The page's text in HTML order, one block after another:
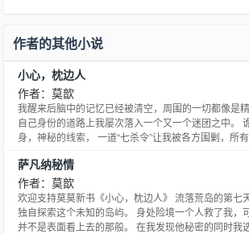
作者的其他小说
小心，枕边人
作者：莫歆
我醒来后脑中的记忆已经被清空，周围的一切都像是
自己身份的道路上我屡次落入一个又一个迷团之中。
身，神秘的线索， 一道“七杀令”让我被各方围剿，所
掩盖了怎样的惊世秘密？ 我如何才能突破诡事和人心
启丢失的记忆！ 那一同经历的磨难与生死我们始终没有
萨凡纳秘情
作者：莫歆
欢迎支持莫莫新书《小心，枕边人》 流落荒岛的第七
独自探索这个未知的岛屿。 身处险境一个人救了我，
并不是表面看上去的那般。 在我发现他秘密的同时我